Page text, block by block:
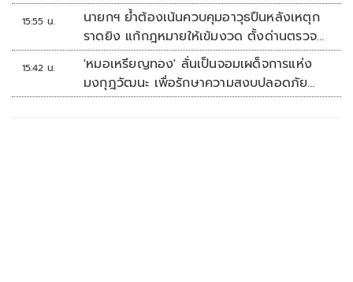
15:55 น.
นายกฯ ย้ำต้องเน้นควบคุมอาวุธปืนหลังเหตุก
ราดยิง แก้กฎหมายให้เข้มงวด ตั้งด่านตรวจ
เพิ่ม
15:42 น.
'หมอเหรียญทอง' ลั่นเป็นจอมเผด็จการแห่ง
มงกุฎวัฒนะ เพื่อรักษาความสงบปลอดภัย
ภายในรพ.